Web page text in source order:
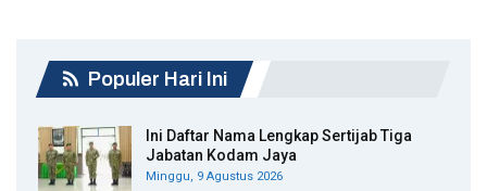
Populer Hari Ini
Ini Daftar Nama Lengkap Sertijab Tiga
Jabatan Kodam Jaya
Minggu, 9 Agustus 2026